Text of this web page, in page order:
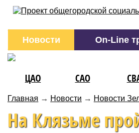
Новости On-Line
ЦАО САО
Главная → Новости → Новости
На Клязьме